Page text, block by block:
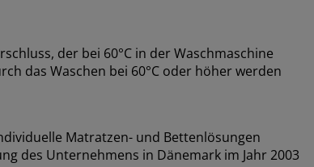
der bei 60°C in der Waschmaschine
das Waschen bei 60°C oder höher werden
Matratzen- und Bettenlösungen
des Unternehmens in Dänemark im Jahr 2003